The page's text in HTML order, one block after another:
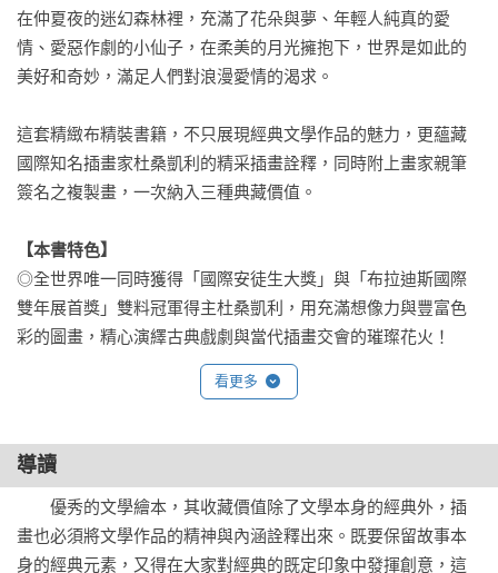
在仲夏夜的迷幻森林裡，充滿了花朵與夢、年輕人純真的愛
情、愛惡作劇的小仙子，在柔美的月光擁抱下，世界是如此的
美好和奇妙，滿足人們對浪漫愛情的渴求。
這套精緻布精裝書籍，不只展現經典文學作品的魅力，更蘊藏
國際知名插畫家杜桑凱利的精采插畫詮釋，同時附上畫家親筆
簽名之複製畫，一次納入三種典藏價值。
【本書特色】
◎全世界唯一同時獲得「國際安徒生大獎」與「布拉迪斯國際
雙年展首獎」雙料冠軍得主杜桑凱利，用充滿想像力與豐富色
彩的圖畫，精心演繹古典戲劇與當代插畫交會的璀璨花火！
◎限量典藏發行，每套皆附有一幅插畫大師杜桑凱利親筆簽名
之複製畫，更添收藏價值！
的文學典藏魅力！
人都能親炙大師作品！
看更多
導讀
優秀的文學繪本，其收藏價值除了文學本身的經典外，插
畫也必須將文學作品的精神與內涵詮釋出來。既要保留故事本
身的經典元素，又得在大家對經典的既定印象中發揮創意，這